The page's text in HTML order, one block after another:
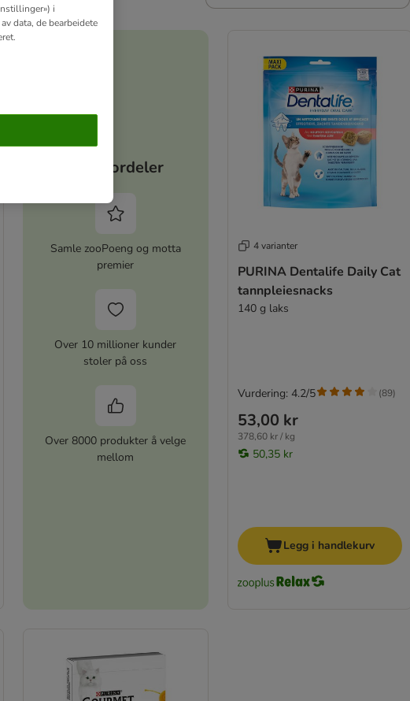
Dine fordeler
Samle zooPoeng og motta
premier
Over 10 millioner kunder
stoler på oss
Over 8000 produkter å velge
mellom
4 varianter
PURINA Dentalife Daily Cat
tannpleiesnacks
140 g laks
53,00 kr
378,60 kr / kg
50,35 kr
Vurdering: 4.2/5 (89)
Legg i handlekurv
i
data, de bearbeidete